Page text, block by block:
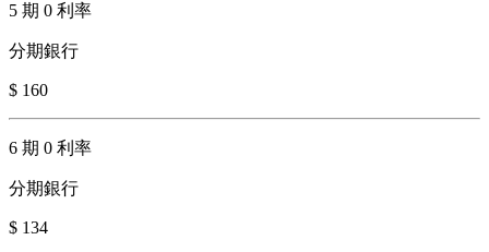
5 期 0 利率
分期銀行
$ 160
6 期 0 利率
分期銀行
$ 134